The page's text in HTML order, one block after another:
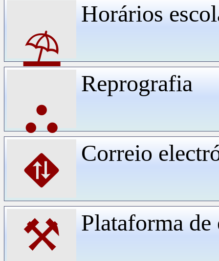
⛱
Horários
⛬
Reprografia
⛖ Correio
⚒ Plataforma